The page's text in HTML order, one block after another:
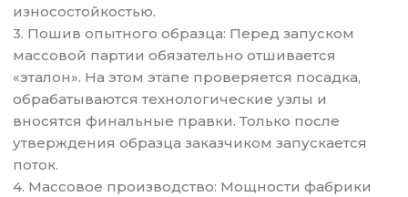
износостойкостью.
3. Пошив опытного образца: Перед запуском
массовой партии обязательно отшивается
«эталон». На этом этапе проверяется посадка,
обрабатываются технологические узлы и
вносятся финальные правки. Только после
утверждения образца заказчиком запускается
поток.
4. Массовое производство: Мощности фабрики